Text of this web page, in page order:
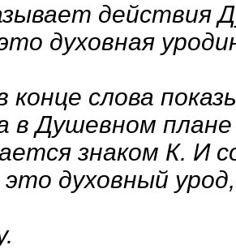
действия
духовная
конце слова
в Душевном
знаком К. И
духовный